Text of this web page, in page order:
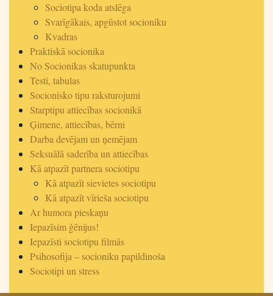
Sociotipa koda atslēga
Svarīgākais, apgūstot socioniku
Kvadras
Praktiskā socionika
No Socionikas skatupunkta
Testi, tabulas
Socionisko tipu raksturojumi
Starptipu attiecības socionikā
Ģimene, attiecības, bērni
Darba devējam un ņemējam
Seksuālā saderība un attiecības
Kā atpazīt partnera sociotipu
Kā atpazīt sievietes sociotipu
Kā atpazīt vīrieša sociotipu
Ar humora pieskaņu
Iepazīsim ģēnijus!
Iepazīsti sociotipu filmās
Psihosofija – socioniku papildinoša
Sociotipi un stress